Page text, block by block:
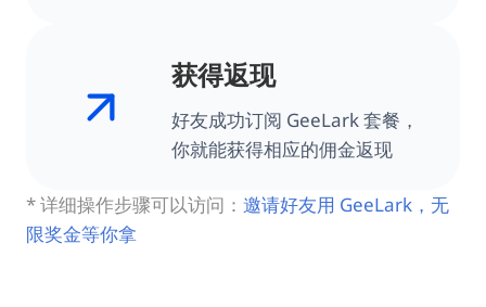
获得返现
好友成功订阅 GeeLark 套餐，
你就能获得相应的佣金返现
* 详细操作步骤可以访问： 邀请好友用 GeeLark，无
限奖金等你拿